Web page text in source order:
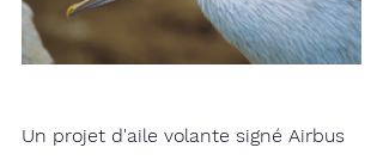
Un projet d'aile volante signé Airbus